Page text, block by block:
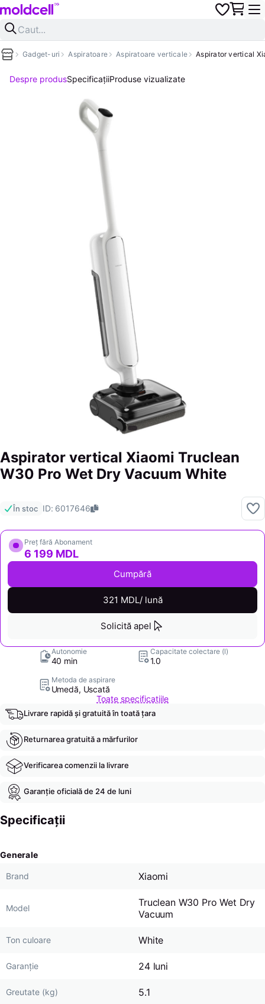
Gadget-uri Aspiratoare Aspiratoare verticale Aspirator vertical
Despre produsSpecificațiiProduse vizualizate
Aspirator vertical Xiaomi Truclean
W30 Pro Wet Dry Vacuum White
În stoc ID: 6017646
Preț fără Abonament
6 199 MDL
Cumpără
321 MDL/ lună
Solicită apel
Autonomie
40 min
Capacitate colectare (l)
1.0
Metoda de aspirare
Umedă, Uscată
Toate specificațiile
Livrare rapidă și gratuită în toată țara
Returnarea gratuită a mărfurilor
Verificarea comenzii la livrare
Garanție oficială de 24 de luni
Specificații
Generale
Brand Xiaomi
Model
Truclean W30 Pro Wet Dry
Vacuum
Ton culoare White
Garanție 24 luni
Greutate (kg) 5.1